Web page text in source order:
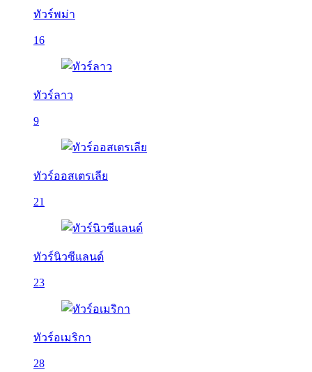
ทัวร์พม่า
16
ทัวร์ลาว
9
ทัวร์ออสเตรเลีย
21
ทัวร์นิวซีแลนด์
23
ทัวร์อเมริกา
28